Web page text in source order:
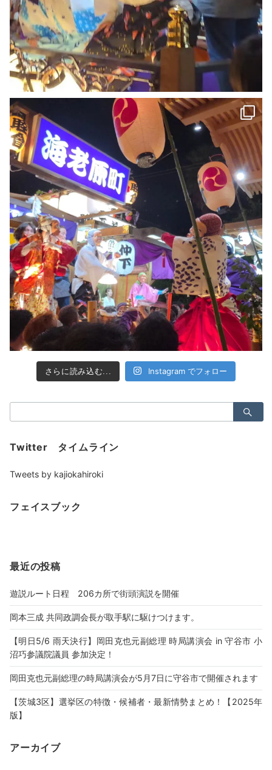
さらに読み込む... Instagram でフォロー
索：
Twitter タイムライン
Tweets by kajiokahiroki
フェイスブック
最近の投稿
遊説ルート日程 206カ所で街頭演説を開催
岡本三成 共同政調会長が取手駅に駆けつけます。
【明日5/6 雨天決行】岡田克也元副総理 時局講演会 in 守谷市 小
沼巧参議院議員 参加決定！
岡田克也元副総理の時局講演会が5月7日に守谷市で開催されます
【茨城3区】選挙区の特徴・候補者・最新情勢まとめ！【2025年
版】
アーカイブ